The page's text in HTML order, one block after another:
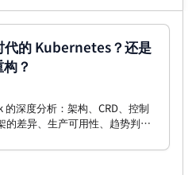
代的 Kubernetes？还是
？
深度分析：架构、CRD、控制
的差异、生产可用性、趋势判